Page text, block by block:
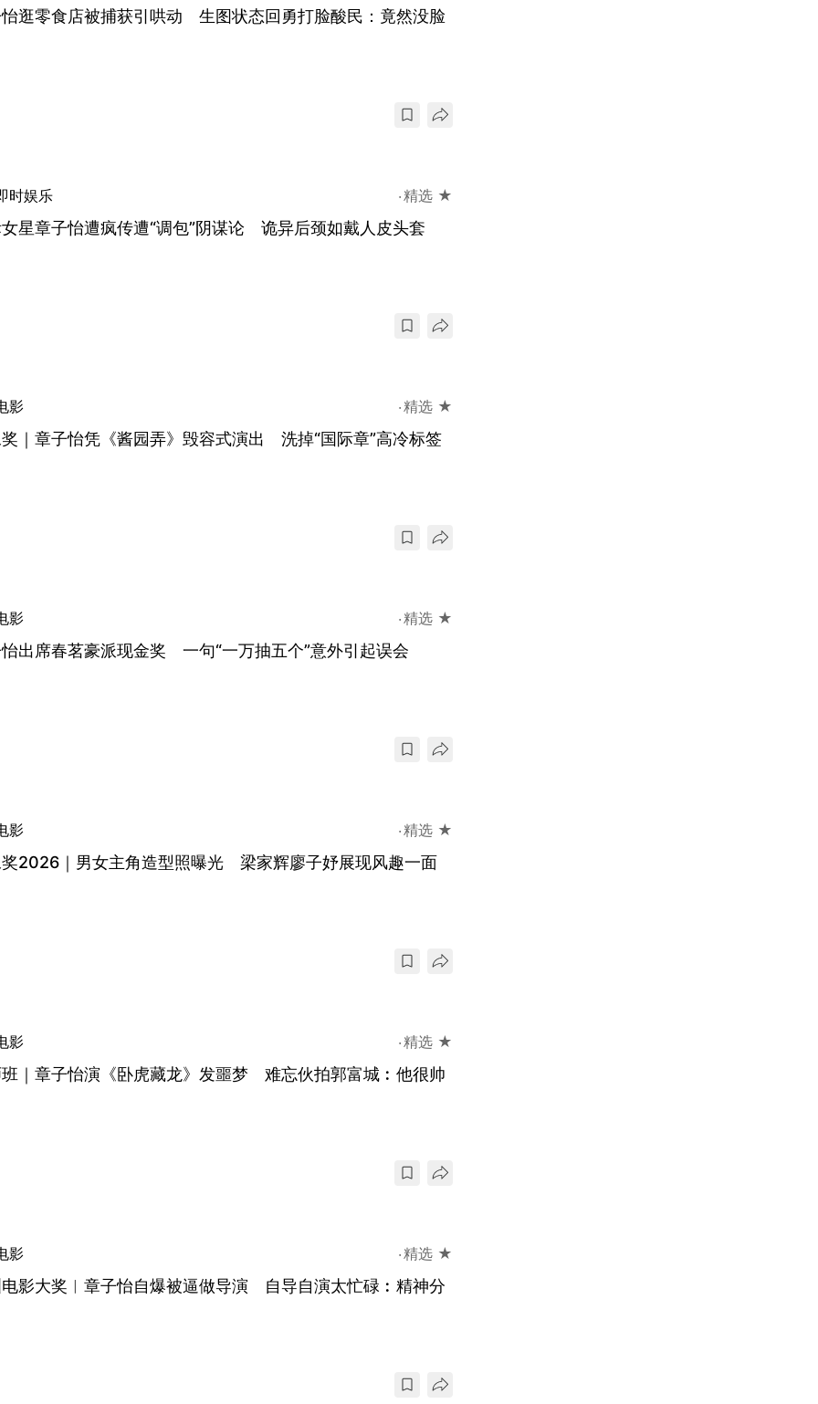
逛零食店被捕获引哄动 生图状态回勇打脸酸民：竟然没脸
时娱乐 精选 ★
星章子怡遭疯传遭“调包”阴谋论 诡异后颈如戴人皮头套
影 精选 ★
｜章子怡凭《酱园弄》毁容式演出 洗掉“国际章”高冷标签
影 精选 ★
出席春茗豪派现金奖 一句“一万抽五个”意外引起误会
影 精选 ★
2026｜男女主角造型照曝光 梁家辉廖子妤展现风趣一面
影 精选 ★
｜章子怡演《卧虎藏龙》发噩梦 难忘伙拍郭富城︰他很帅
影 精选 ★
影大奖︱章子怡自爆被逼做导演 自导自演太忙碌︰精神分